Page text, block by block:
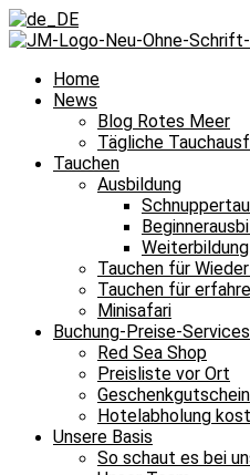
Home
News
Blog Rotes Meer
Tägliche
Tauchen
Ausbildung
Weiterbildung
Tauchen für
Tauchen für
Minisafari
Buchung-Preise-Services
Red Sea Shop
Preisliste vor Ort
Geschenkgutschein
Hotelabholung
Unsere Basis
So schaut es bei